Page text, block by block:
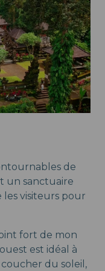
de
un sanctuaire
les visiteurs pour
fort de mon
est idéal à
du soleil,